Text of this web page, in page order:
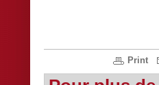
Print